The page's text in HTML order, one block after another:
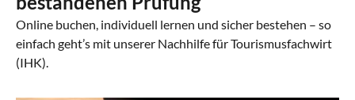
Online buchen, individuell lernen und sicher bestehen – so
einfach geht’s mit unserer Nachhilfe für Tourismusfachwirt
(IHK).